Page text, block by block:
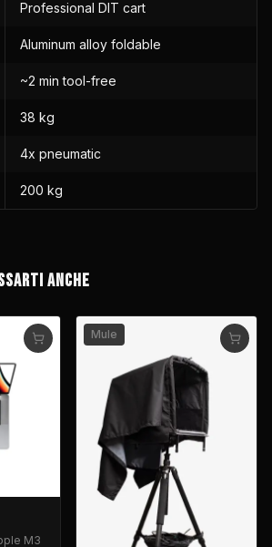
Professional DIT cart
Aluminum alloy foldable
~2 min tool-free
38 kg
4x pneumatic
200 kg
ANCHE
M3
Mule